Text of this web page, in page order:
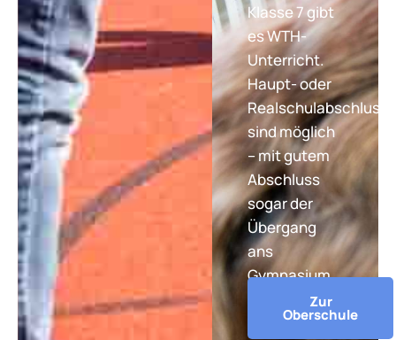
Klasse 7 gibt
es WTH-
Unterricht.
Haupt- oder
Realschulabschluss
sind möglich
– mit gutem
Abschluss
sogar der
Übergang
ans
Gymnasium.
Zur
Oberschule